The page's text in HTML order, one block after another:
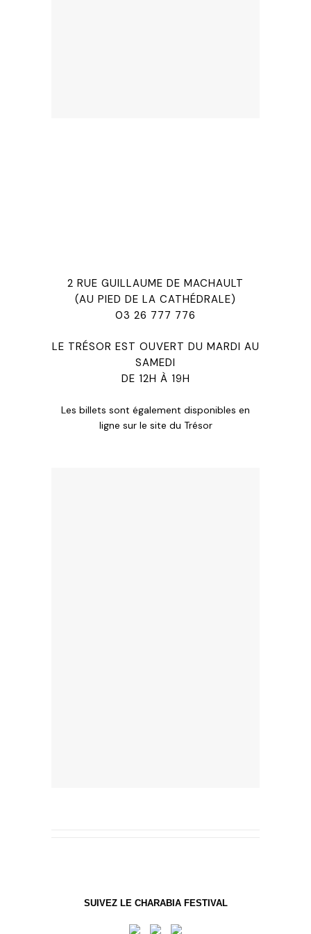
2 RUE GUILLAUME DE MACHAULT
(AU PIED DE LA CATHÉDRALE)
03 26 777 776
LE TRÉSOR EST OUVERT DU MARDI AU
SAMEDI
DE 12H À 19H
Les billets sont également disponibles en
ligne sur le site du Trésor
SUIVEZ LE CHARABIA FESTIVAL